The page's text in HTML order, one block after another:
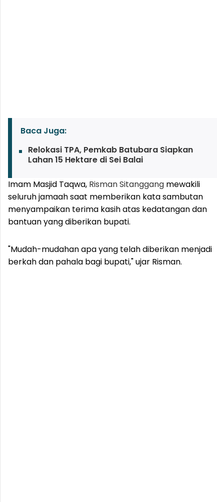
Baca Juga:
Relokasi TPA, Pemkab Batubara Siapkan
Lahan 15 Hektare di Sei Balai
Imam Masjid Taqwa, Risman Sitanggang mewakili
seluruh jamaah saat memberikan kata sambutan
menyampaikan terima kasih atas kedatangan dan
bantuan yang diberikan bupati.
"Mudah-mudahan apa yang telah diberikan menjadi
berkah dan pahala bagi bupati," ujar Risman.